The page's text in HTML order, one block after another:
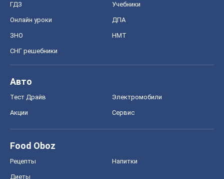
ГДЗ Учебники
Онлайн уроки ДПА
ЗНО НМТ
СНГ решебники
Авто
Тест Драйв Электромобили
Акции Сервис
Food Oboz
Рецепты Напитки
Диеты